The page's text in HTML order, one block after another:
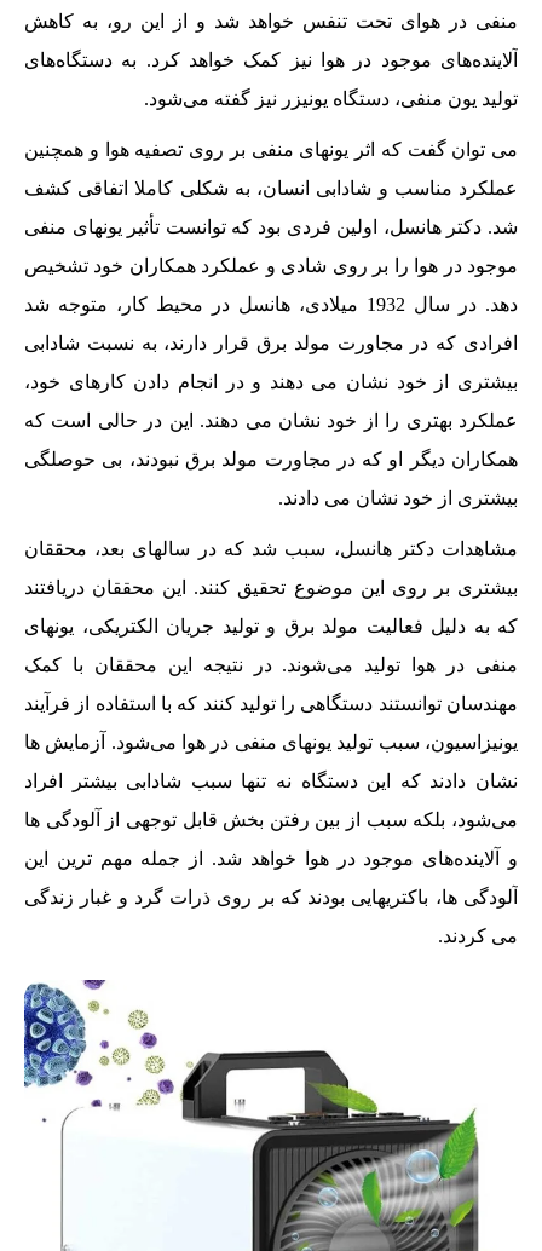
منفی در هوای تحت تنفس خواهد شد و از این رو، به کاهش
آلاینده‌های موجود در هوا نیز کمک خواهد کرد. به دستگاه‌های
تولید یون منفی، دستگاه یونیزر نیز گفته می‌شود.
می توان گفت که اثر یونهای منفی بر روی تصفیه هوا و همچنین
عملکرد مناسب و شادابی انسان، به شکلی کاملا اتفاقی کشف
شد. دکتر هانسل، اولین فردی بود که توانست تأثیر یونهای منفی
موجود در هوا را بر روی شادی و عملکرد همکاران خود تشخیص
دهد. در سال 1932 میلادی، هانسل در محیط کار، متوجه شد
افرادی که در مجاورت مولد برق قرار دارند، به نسبت شادابی
بیشتری از خود نشان می دهند و در انجام دادن کارهای خود،
عملکرد بهتری را از خود نشان می دهند. این در حالی است که
همکاران دیگر او که در مجاورت مولد برق نبودند، بی حوصلگی
بیشتری از خود نشان می دادند.
مشاهدات دکتر هانسل، سبب شد که در سالهای بعد، محققان
بیشتری بر روی این موضوع تحقیق کنند. این محققان دریافتند
که به دلیل فعالیت مولد برق و تولید جریان الکتریکی، یونهای
منفی در هوا تولید می‌شوند. در نتیجه این محققان با کمک
مهندسان توانستند دستگاهی را تولید کنند که با استفاده از فرآیند
یونیزاسیون، سبب تولید یونهای منفی در هوا می‌شود. آزمایش ها
نشان دادند که این دستگاه نه تنها سبب شادابی بیشتر افراد
می‌شود، بلکه سبب از بین رفتن بخش قابل توجهی از آلودگی ها
و آلاینده‌های موجود در هوا خواهد شد. از جمله مهم ترین این
آلودگی ها، باکتریهایی بودند که بر روی ذرات گرد و غبار زندگی
می کردند.